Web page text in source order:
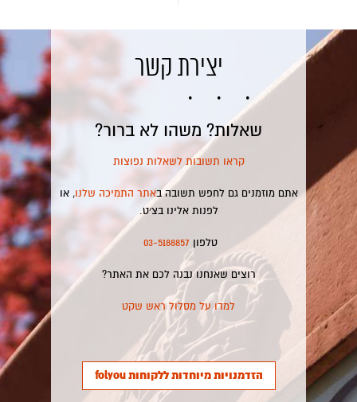
יצירת קשר
שאלות? משהו לא ברור?
קראו תשובות לשאלות נפוצות
אתם מוזמנים גם לחפש תשובה באתר התמיכה שלנו, או
לפנות אלינו בצ׳ט.
טלפון 03-5188857
רוצים שאנחנו נבנה לכם את האתר?
למדו על מסלול ראש שקט
הזדמנויות מיוחדות ללקוחות folyou